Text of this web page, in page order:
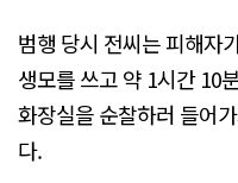
범행 당시 전씨는 피해자
생모를 쓰고 약 1시간 10
화장실을 순찰하러 들어
다.